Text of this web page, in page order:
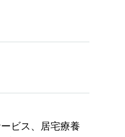
ビス、居宅療養